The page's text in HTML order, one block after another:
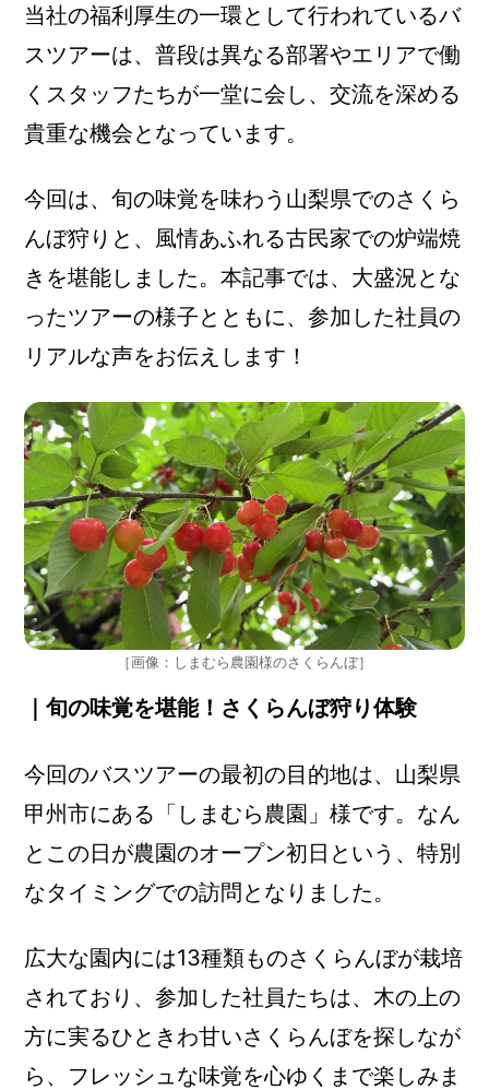
当社の福利厚生の一環として行われているバ
スツアーは、普段は異なる部署やエリアで働
くスタッフたちが一堂に会し、交流を深める
貴重な機会となっています。
今回は、旬の味覚を味わう山梨県でのさくら
んぼ狩りと、風情あふれる古民家での炉端焼
きを堪能しました。本記事では、大盛況とな
ったツアーの様子とともに、参加した社員の
リアルな声をお伝えします！
［画像：しまむら農園様のさくらんぼ］
｜旬の味覚を堪能！さくらんぼ狩り体験
今回のバスツアーの最初の目的地は、山梨県
甲州市にある「しまむら農園」様です。なん
とこの日が農園のオープン初日という、特別
なタイミングでの訪問となりました。
広大な園内には13種類ものさくらんぼが栽培
されており、参加した社員たちは、木の上の
方に実るひときわ甘いさくらんぼを探しなが
ら、フレッシュな味覚を心ゆくまで楽しみま